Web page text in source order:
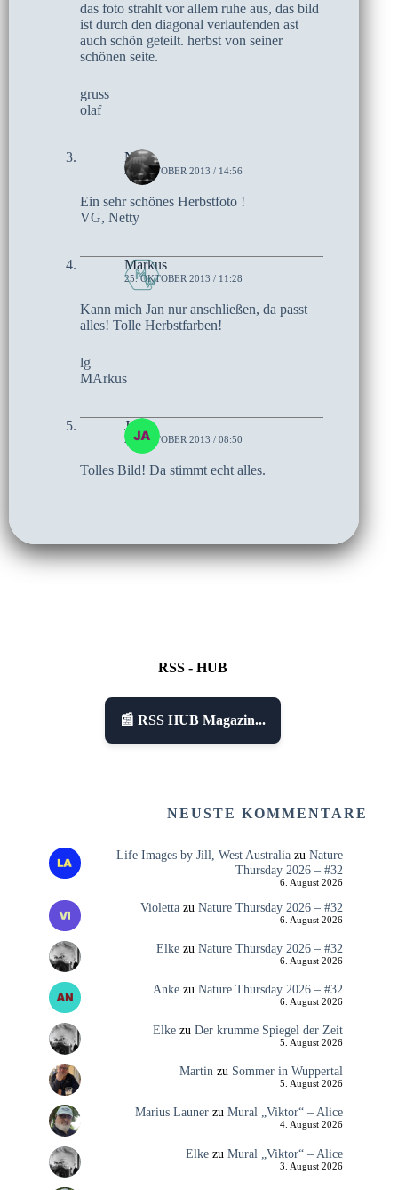
das foto strahlt vor allem ruhe aus, das bild
ist durch den diagonal verlaufenden ast
auch schön geteilt. herbst von seiner
schönen seite.
gruss
olaf
Netty
26. OKTOBER 2013 / 14:56
Ein sehr schönes Herbstfoto !
VG, Netty
Markus
25. OKTOBER 2013 / 11:28
Kann mich Jan nur anschließen, da passt
alles! Tolle Herbstfarben!
lg
MArkus
Jan
25. OKTOBER 2013 / 08:50
Tolles Bild! Da stimmt echt alles.
RSS - HUB
📰 RSS HUB Magazin...
NEUSTE KOMMENTARE
Life Images by Jill, West Australiazu Nature
Thursday 2026 – #32
6. August 2026
Violettazu Nature Thursday 2026 – #32
6. August 2026
Elkezu Nature Thursday 2026 – #32
6. August 2026
Ankezu Nature Thursday 2026 – #32
6. August 2026
Elkezu Der krumme Spiegel der Zeit
5. August 2026
Martinzu Sommer in Wuppertal
5. August 2026
Marius Launerzu Mural „Viktor“ – Alice
4. August 2026
Elkezu Mural „Viktor“ – Alice
3. August 2026